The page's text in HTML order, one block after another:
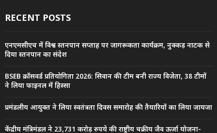
RECENT POSTS
एनएमसीएच में विश्व स्तनपान सप्ताह पर जागरूकता कार्यक्रम, नुक्कड़ नाटक से
दिया स्तनपान का संदेश
BSEB क्रॉसवर्ड प्रतियोगिता 2026: सिवान की टीम बनी राज्य विजेता, 38 टीमों
ने लिया फाइनल में हिस्सा
प्रमंडलीय आयुक्त ने लिया स्वतंत्रता दिवस समारोह की तैयारियों का लिया जायजा
केंद्रीय मंत्रिमंडल ने 23,731 करोड़ रुपये की राष्ट्रीय चक्रीय जैव ऊर्जा योजना-